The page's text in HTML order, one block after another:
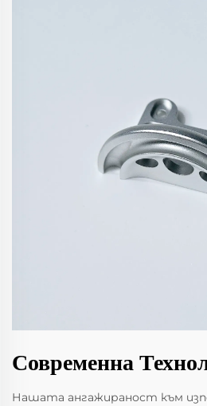
Современна
Нашата ангажираност към